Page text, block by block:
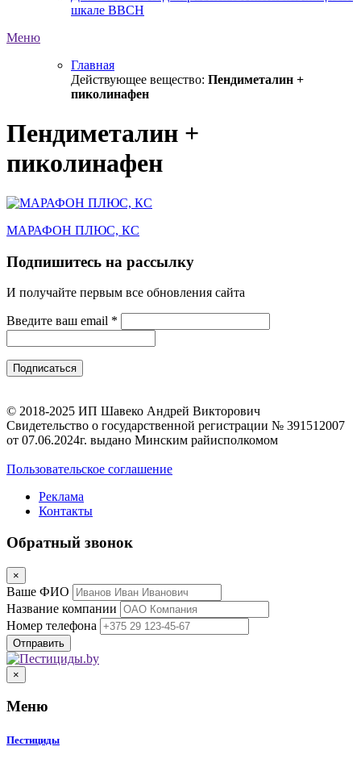
шкале ВВСН
Меню
Главная
Действующее вещество: Пендиметалин +
пиколинафен
Пендиметалин +
пиколинафен
МАРАФОН ПЛЮС, КС
Подпишитесь на рассылку
И получайте первым все обновления сайта
Введите ваш email *
© 2018-2025 ИП Шавеко Андрей Викторович
Свидетельство о государственной регистрации № 391512007
от 07.06.2024г. выдано Минским райисполкомом
Пользовательское соглашение
Реклама
Контакты
Обратный звонок
×
Ваше ФИО
Название компании
Номер телефона
×
Меню
Пестициды